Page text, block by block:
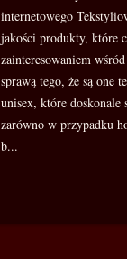
internetowego
jakości produkty, które
zainteresowaniem
sprawą tego, że są one
unisex, które doskonale
zarówno w przypadku
b...